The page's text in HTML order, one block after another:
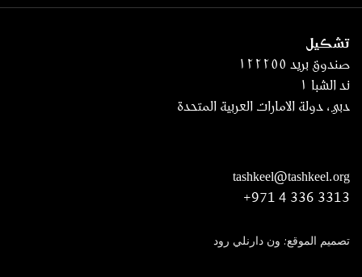
تشكيل
صندوق بريد ١٢٢٢٥٥
ند الشبا ١
دبي، دولة الامارات العربية المتحدة
tashkeel@tashkeel.org
+971 4 336 3313
تصميم الموقع: ون دارنلي رود